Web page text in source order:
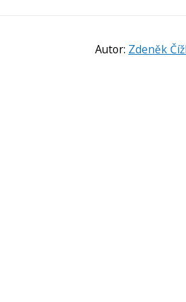
Autor: Zdeněk